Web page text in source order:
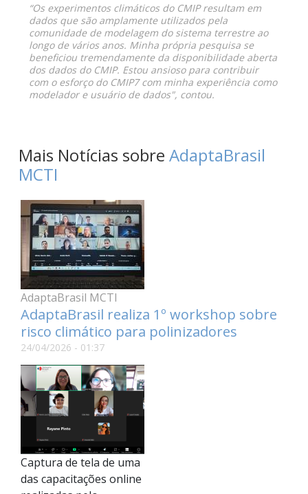
“Os experimentos climáticos do CMIP resultam em
dados que são amplamente utilizados pela
comunidade de modelagem do sistema terrestre ao
longo de vários anos. Minha própria pesquisa se
beneficiou tremendamente da disponibilidade aberta
dos dados do CMIP. Estou ansioso para contribuir
com o esforço do CMIP7 com minha experiência como
modelador e usuário de dados", contou.
Mais Notícias sobre AdaptaBrasil
MCTI
AdaptaBrasil MCTI
AdaptaBrasil realiza 1º workshop sobre
risco climático para polinizadores
24/04/2026 - 01:37
Captura de tela de uma
das capacitações online